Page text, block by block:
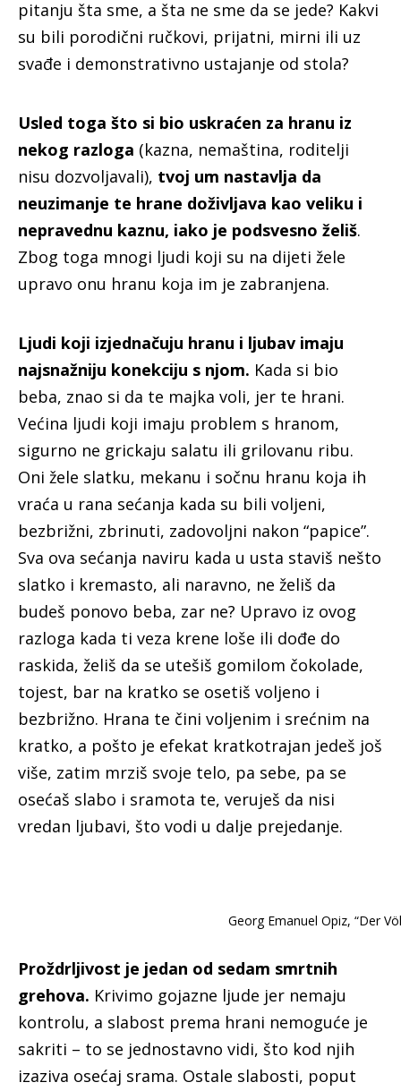
pitanju šta sme, a šta ne sme da se jede? Kakvi
su bili porodični ručkovi, prijatni, mirni ili uz
svađe i demonstrativno ustajanje od stola?
Usled toga što si bio uskraćen za hranu iz
nekog razloga (kazna, nemaština, roditelji
nisu dozvoljavali), tvoj um nastavlja da
neuzimanje te hrane doživljava kao veliku i
nepravednu kaznu, iako je podsvesno želiš.
Zbog toga mnogi ljudi koji su na dijeti žele
upravo onu hranu koja im je zabranjena.
Ljudi koji izjednačuju hranu i ljubav imaju
najsnažniju konekciju s njom. Kada si bio
beba, znao si da te majka voli, jer te hrani.
Većina ljudi koji imaju problem s hranom,
sigurno ne grickaju salatu ili grilovanu ribu.
Oni žele slatku, mekanu i sočnu hranu koja ih
vraća u rana sećanja kada su bili voljeni,
bezbrižni, zbrinuti, zadovoljni nakon “papice”.
Sva ova sećanja naviru kada u usta staviš nešto
slatko i kremasto, ali naravno, ne želiš da
budeš ponovo beba, zar ne? Upravo iz ovog
razloga kada ti veza krene loše ili dođe do
raskida, želiš da se utešiš gomilom čokolade,
tojest, bar na kratko se osetiš voljeno i
bezbrižno. Hrana te čini voljenim i srećnim na
kratko, a pošto je efekat kratkotrajan jedeš još
više, zatim mrziš svoje telo, pa sebe, pa se
osećaš slabo i sramota te, veruješ da nisi
vredan ljubavi, što vodi u dalje prejedanje.
Georg Emanuel Opiz, “Der
Proždrljivost je jedan od sedam smrtnih
grehova. Krivimo gojazne ljude jer nemaju
kontrolu, a slabost prema hrani nemoguće je
sakriti – to se jednostavno vidi, što kod njih
izaziva osećaj srama. Ostale slabosti, poput